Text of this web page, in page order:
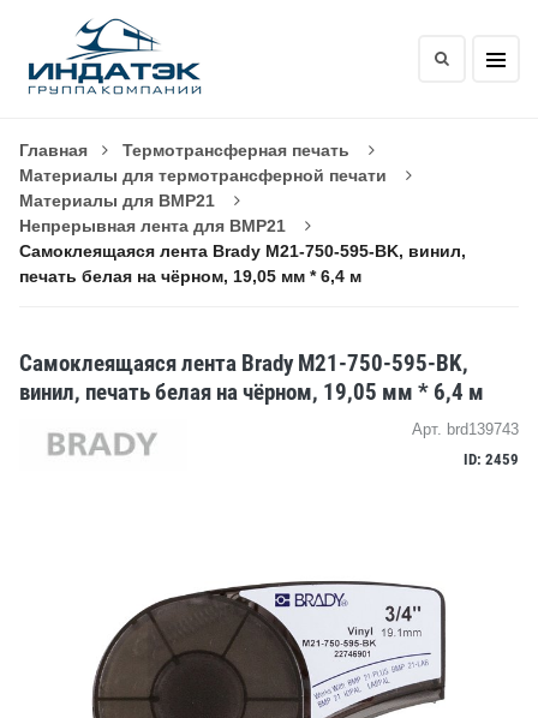
Главная
Термотрансферная печать
Материалы для термотрансферной печати
Материалы для BMP21
Непрерывная лента для BMP21
Самоклеящаяся лента Brady M21-750-595-BK, винил,
печать белая на чёрном, 19,05 мм * 6,4 м
Самоклеящаяся лента Brady M21-750-595-BK,
винил, печать белая на чёрном, 19,05 мм * 6,4 м
Арт. brd139743
ID: 2459